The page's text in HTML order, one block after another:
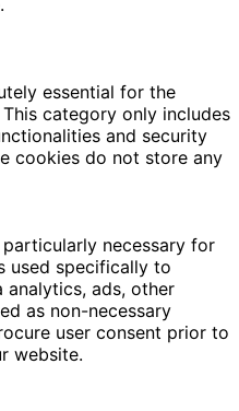
essential for the
category only includes
and security
cookies do not store any
necessary for
used specifically to
analytics, ads, other
as non-necessary
user consent prior to
website.